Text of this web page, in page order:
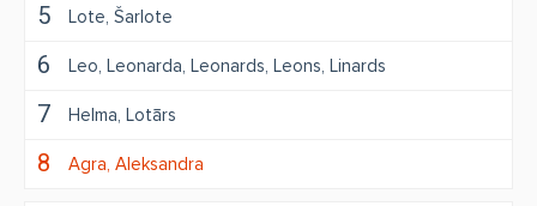
5 Lote Šarlote
6 Leo Leonarda Leonards Leons Linards
7 Helma Lotārs
8 Agra Aleksandra